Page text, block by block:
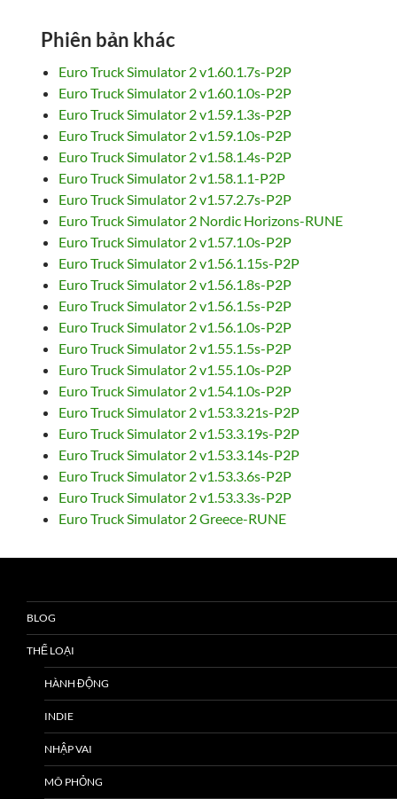
Phiên bản khác
Euro Truck Simulator 2 v1.60.1.7s-P2P
Euro Truck Simulator 2 v1.60.1.0s-P2P
Euro Truck Simulator 2 v1.59.1.3s-P2P
Euro Truck Simulator 2 v1.59.1.0s-P2P
Euro Truck Simulator 2 v1.58.1.4s-P2P
Euro Truck Simulator 2 v1.58.1.1-P2P
Euro Truck Simulator 2 v1.57.2.7s-P2P
Euro Truck Simulator 2 Nordic Horizons-RUNE
Euro Truck Simulator 2 v1.57.1.0s-P2P
Euro Truck Simulator 2 v1.56.1.15s-P2P
Euro Truck Simulator 2 v1.56.1.8s-P2P
Euro Truck Simulator 2 v1.56.1.5s-P2P
Euro Truck Simulator 2 v1.56.1.0s-P2P
Euro Truck Simulator 2 v1.55.1.5s-P2P
Euro Truck Simulator 2 v1.55.1.0s-P2P
Euro Truck Simulator 2 v1.54.1.0s-P2P
Euro Truck Simulator 2 v1.53.3.21s-P2P
Euro Truck Simulator 2 v1.53.3.19s-P2P
Euro Truck Simulator 2 v1.53.3.14s-P2P
Euro Truck Simulator 2 v1.53.3.6s-P2P
Euro Truck Simulator 2 v1.53.3.3s-P2P
Euro Truck Simulator 2 Greece-RUNE
BLOG
THỂ LOẠI
HÀNH ĐỘNG
INDIE
NHẬP VAI
MÔ PHỎNG